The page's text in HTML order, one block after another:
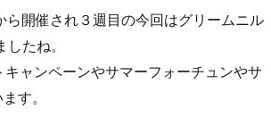
開催され３週目の今回はグリームニル
たね。
ャンペーンやサマーフォーチュンやサ
す。